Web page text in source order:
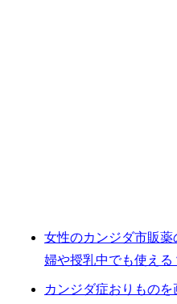
女性のカンジダ市販
婦や授乳中でも使える
カンジダ症おりもの